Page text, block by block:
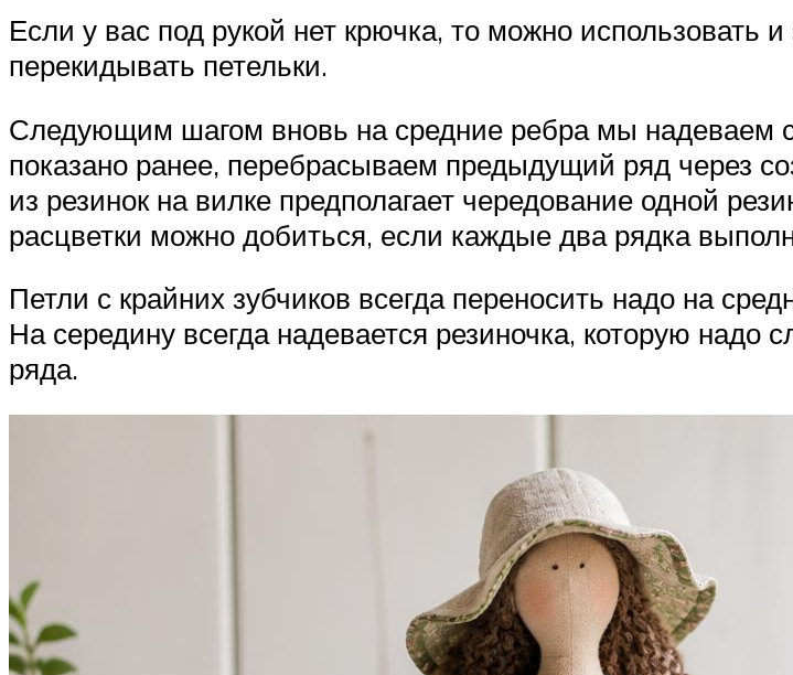
Если у вас под рукой нет крючка, то можно использовать
перекидывать петельки.
Следующим шагом вновь на средние ребра мы надеваем
показано ранее, перебрасываем предыдущий ряд через
из резинок на вилке предполагает чередование одной
расцветки можно добиться, если каждые два рядка
Петли с крайних зубчиков всегда переносить надо на
На середину всегда надевается резиночка, которую надо
ряда.